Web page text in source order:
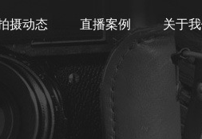
摄动态 直播案例 关于